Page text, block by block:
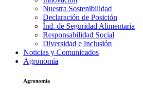
Nuestra Sostenibilidad
Declaración de Posición
Índ. de Seguridad Alimentaria
Responsabilidad Social
Diversidad e Inclusión
Noticias y Comunicados
Agronomía
Agronomía